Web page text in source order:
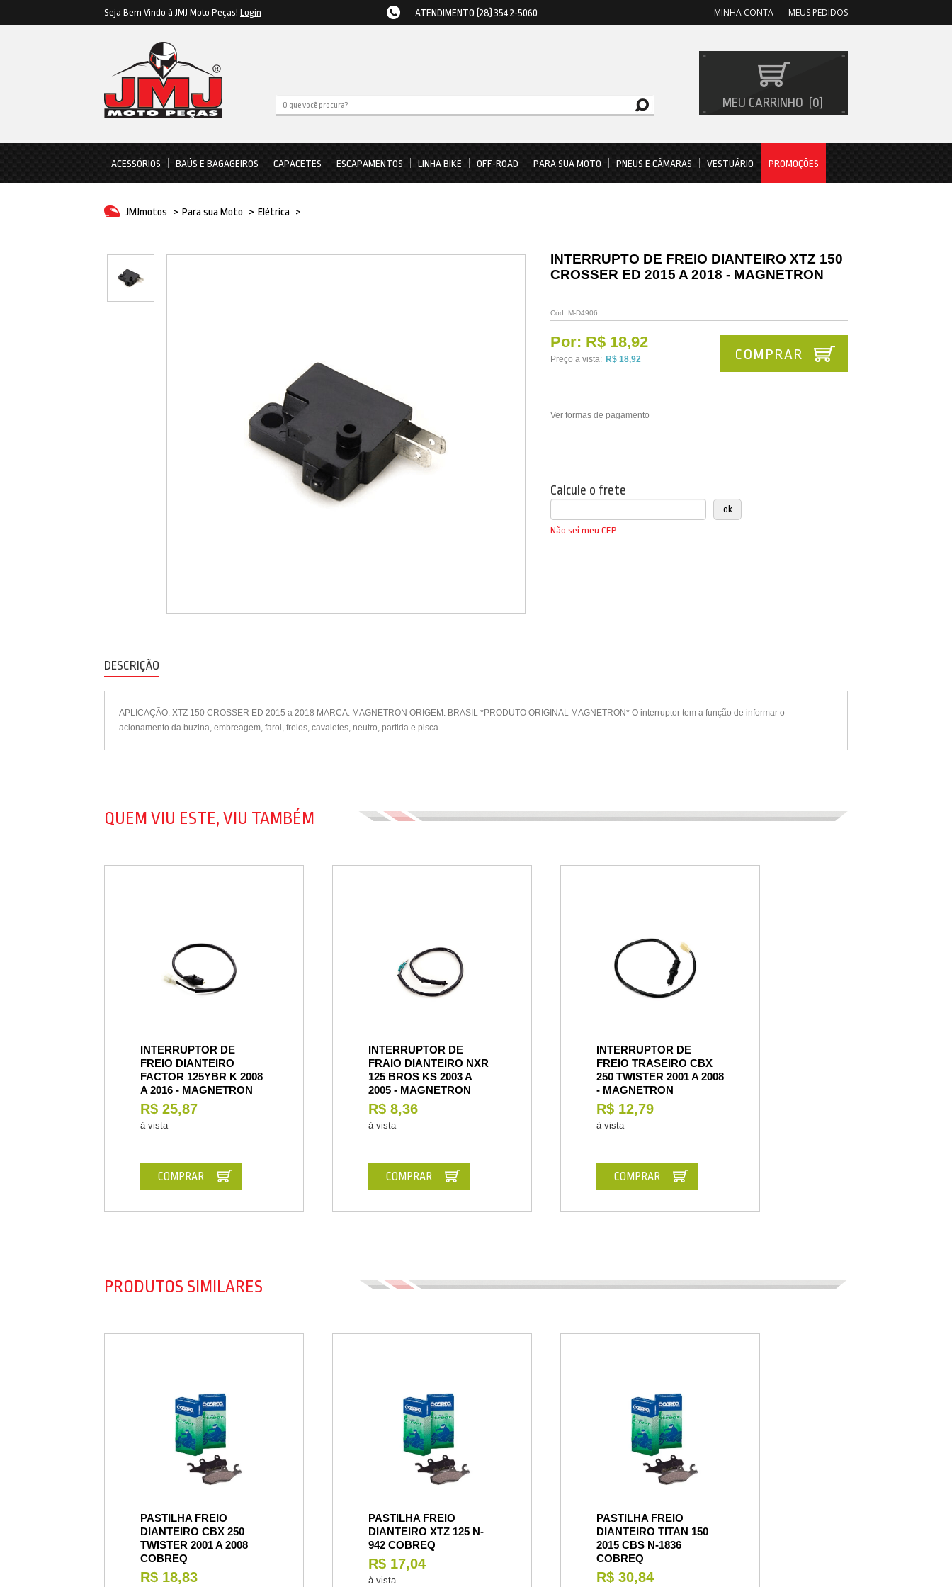
Seja Bem Vindo à JMJ Moto Peças! Login ATENDIMENTO (28) 3542-5060 MEUS PEDIDOS
MINHA CONTA
MEU CARRINHO 0
ACESSÓRIOS BAÚS E BAGAGEIROS CAPACETES ESCAPAMENTOS LINHA BIKE OFF-ROAD PARA SUA MOTO PNEUS E CÂMARAS VESTUÁRIO PROMOÇÕES
JMJmotos > Para sua Moto > Elétrica >
INTERRUPTO DE FREIO DIANTEIRO XTZ 150
CROSSER ED 2015 A 2018 - MAGNETRON
Cód: M-D4906
Por: R$ 18,92
Preço a vista: R$ 18,92
Ver formas de pagamento
COMPRAR
Calcule o frete
Não sei meu CEP
DESCRIÇÃO
APLICAÇÃO: XTZ 150 CROSSER ED 2015 a 2018 MARCA: MAGNETRON ORIGEM: BRASIL *PRODUTO ORIGINAL MAGNETRON* O interruptor tem a função de informar o
acionamento da buzina, embreagem, farol, freios, cavaletes, neutro, partida e pisca.
QUEM VIU ESTE, VIU TAMBÉM
INTERRUPTOR DE
FREIO DIANTEIRO
FACTOR 125YBR K 2008
A 2016 - MAGNETRON
R$ 25,87
à vista
COMPRAR
INTERRUPTOR DE
FRAIO DIANTEIRO NXR
125 BROS KS 2003 A
2005 - MAGNETRON
R$ 8,36
à vista
COMPRAR
INTERRUPTOR DE
FREIO TRASEIRO CBX
250 TWISTER 2001 A 2008
- MAGNETRON
R$ 12,79
à vista
COMPRAR
PRODUTOS SIMILARES
PASTILHA FREIO
DIANTEIRO CBX 250
TWISTER 2001 A 2008
COBREQ
R$ 18,83
PASTILHA FREIO
DIANTEIRO XTZ 125 N-
942 COBREQ
R$ 17,04
à vista
PASTILHA FREIO
DIANTEIRO TITAN 150
2015 CBS N-1836
COBREQ
R$ 30,84